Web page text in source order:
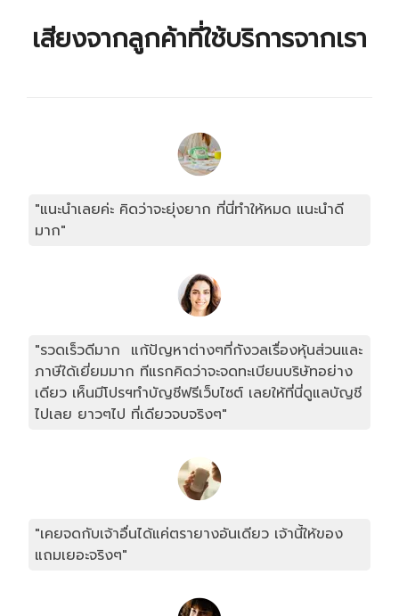
เสียงจากลูกค้าที่ใช้บริการจากเรา
"แนะนำเลยค่ะ คิดว่าจะยุ่งยาก ที่นี่ทำให้หมด แนะนำดี
มาก"
"รวดเร็วดีมาก แก้ปัญหาต่างๆที่กังวลเรื่องหุ้นส่วนและ
ภาษีใด้เยี่ยมมาก ทีแรกคิดว่าจะจดทะเบียนบริษัทอย่าง
เดียว เห็นมีโปรฯทำบัญชีฟรีเว็บไซต์ เลยให้ที่นี่ดูแลบัญชี
ไปเลย ยาวๆไป ที่เดียวจบจริงๆ"
"เคยจดกับเจ้าอื่นได้แค่ตรายางอันเดียว เจ้านี้ให้ของ
แถมเยอะจริงๆ"